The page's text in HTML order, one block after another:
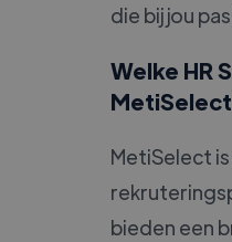
die bij jou
Welke HR
MetiSelect
bieden een